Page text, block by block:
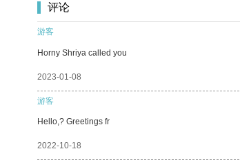
评论
游客
Horny Shriya called you
2023-01-08
游客
Hello,? Greetings fr
2022-10-18